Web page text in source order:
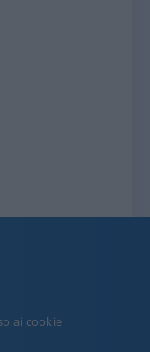
ai cookie